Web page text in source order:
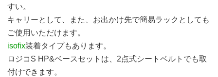
すい。
キャリーとして、また、お出かけ先で簡易ラックとしても
ご使用いただけます。
isofix装着タイプもあります。
ロジコS HP&ベースセットは、2点式シートベルトでも取
付けできます。